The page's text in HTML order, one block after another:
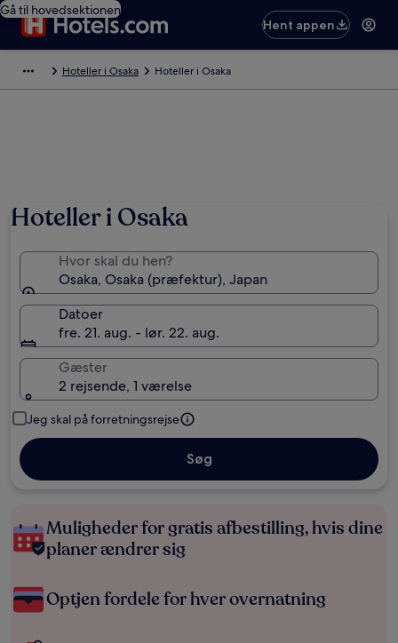
Gå til hovedsektionen
Hent appen
Hoteller i Osaka Hoteller i Osaka
Hoteller i Osaka
Hvor skal du hen?
Osaka, Osaka (præfektur), Japan
Datoer
fre. 21. aug. - lør. 22. aug.
Gæster
2 rejsende, 1 værelse
Jeg skal på forretningsrejse
Søg
Muligheder for gratis afbestilling, hvis dine
planer ændrer sig
Optjen fordele for hver overnatning